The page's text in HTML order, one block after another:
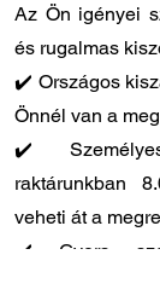
Az Ön igényei
és rugalmas
✔️ Országos
Önnél van a
✔️
raktárunkban
veheti át a
✔️ Gyors